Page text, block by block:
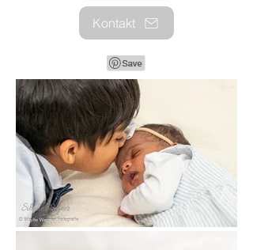
Kontakt